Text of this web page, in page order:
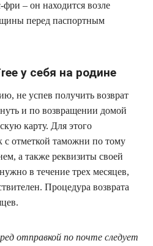
– он находится возле
перед паспортным
у себя на родине
не успев получить возврат
и по возвращении домой
карту. Для этого
с отметкой таможни по тому
а также реквизиты своей
в течение трех месяцев,
Процедура возврата
отправкой по почте следует